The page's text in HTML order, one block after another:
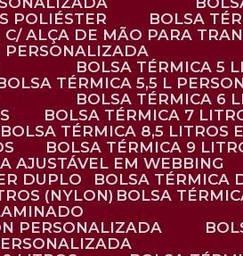
POLIÉSTER
BOLSA
C/ ALÇA DE MÃO PARA
PERSONALIZADA
BOLSA TÉRMICA 5
BOLSA TÉRMICA 5,5 L
BOLSA TÉRMICA 6
BOLSA TÉRMICA 7
BOLSA TÉRMICA 8,5 LITROS
BOLSA TÉRMICA 9
AJUSTÁVEL EM WEBBING
DUPLO
BOLSA TÉRMICA
(NYLON)
BOLSA
PERSONALIZADA